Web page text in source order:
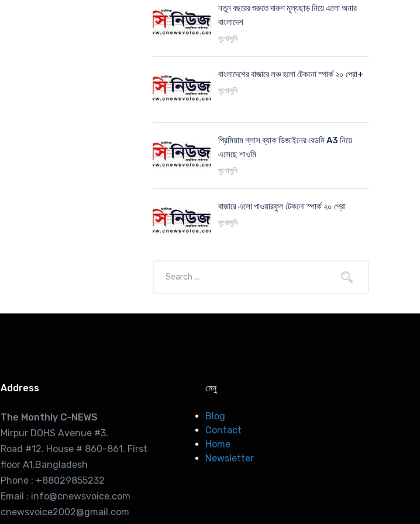
নতুন বছরের শুরুতে দারুণ মূল্যছাড় নিয়ে এলো অনার
বাংলাদেশ
মুখোমুখি
বাংলাদেশের বাজারে লঞ্চ হলো টেকনো স্পার্ক ২০ প্রো+
মুখোমুখি
প্রিমিয়াম গ্লাস ব্যাক ডিজাইনের রেডমি A3 নিয়ে
এসেছে শাওমি
মুখোমুখি
বাজারে এলো পাওয়ারফুল টেকনো স্পার্ক ২০ প্রো
মুখোমুখি
Address
The Monthly C-NEWS
Mirpur DOHS Avenue #3.
Road #12. House # 860-861. First
floor A1,Bangladesh
Phone : +88029855232
Email : info@cnewsvoice.com
cnewsvoice2002@gmail.com
মেনু
Blog
Contact
Home
Newsletter